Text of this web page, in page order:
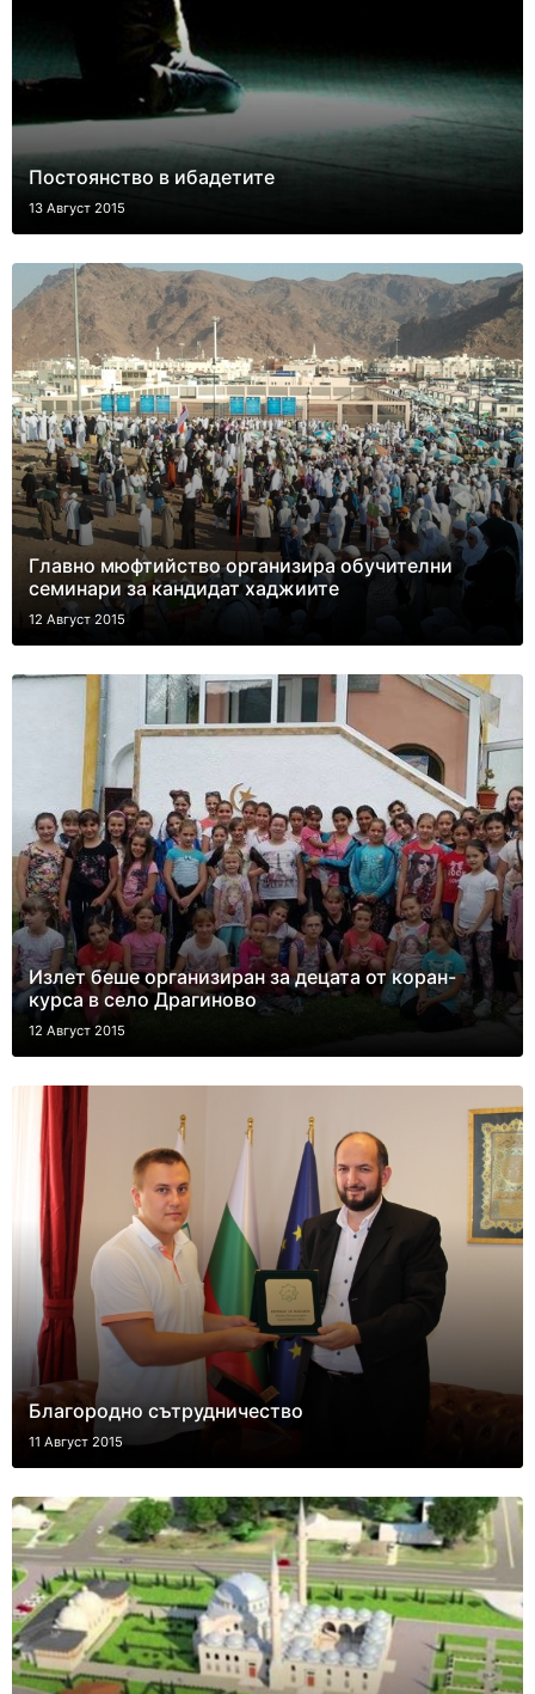
Постоянство в ибадетите
13 Август 2015
Главно мюфтийство организира обучителни
семинари за кандидат хаджиите
12 Август 2015
Излет беше организиран за децата от коран-
курса в село Драгиново
12 Август 2015
Благородно сътрудничество
11 Август 2015